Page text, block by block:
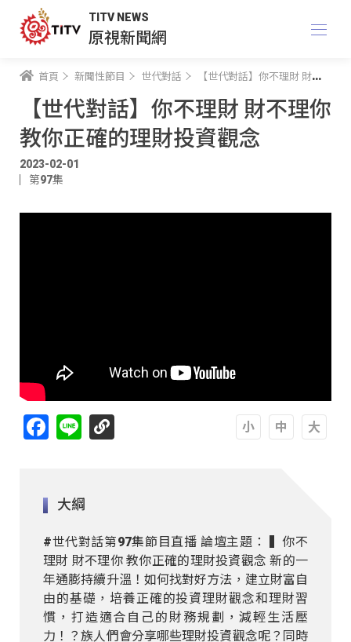
TITV NEWS
原視新聞網
首頁 新聞性節目 世代對話 【世代對話】你不理財 財不理你 教你正確的理財投資觀念
【世代對話】你不理財 財不理你
教你正確的理財投資觀念
2023-02-01
第97集
Facebook
Line
大綱
#世代對話第97集節目直播 論壇主題： ▍你不
理財 財不理你 教你正確的理財投資觀念 新的一
年通膨持續升溫！如何找對好方法，建立財富自
由的基礎，培養正確的投資理財觀念和理財習
慣，打造適合自己的財務規劃，減輕生活壓
力！？族人們會分享哪些理財投資觀念呢？同時